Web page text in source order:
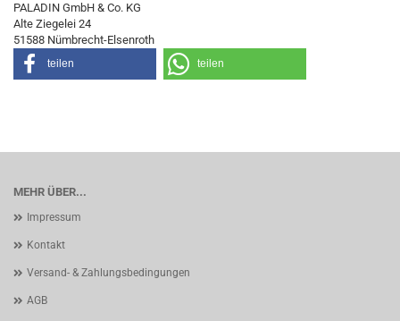
PALADIN GmbH & Co. KG
Alte Ziegelei 24
51588 Nümbrecht-Elsenroth
teilen teilen
MEHR ÜBER...
Impressum
Kontakt
Versand- & Zahlungsbedingungen
AGB